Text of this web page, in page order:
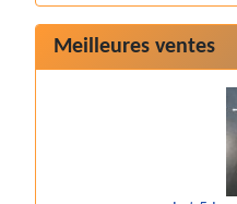
Meilleures ventes